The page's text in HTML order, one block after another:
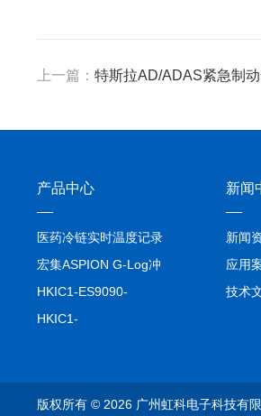
上一篇： 特斯拉AD/ADAS紧急制
产品中心
医药冷链实时温度记录
仪TIVE Solo 5G
宏集ASPION G-Log冲
击记录仪
HKIC1-ES9090-
setA100/1000base-T1
HKIC1-
析仪
新闻
新闻
应用
技术
版权所有 © 2026 广州虹科电子科技有